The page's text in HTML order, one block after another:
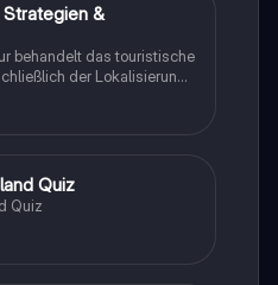
&
behandelt das touristische
der Lokalisierung,
der Nachhaltigkeit.
sozialen und
13.Quiz
Quiz